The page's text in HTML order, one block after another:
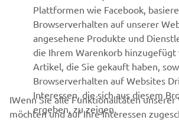
SUPPORT
NEWSLETTER
Erfahre als Erster von den neuesten
Sonderveranstaltungen, Neuerscheinungen
Plattformen wie Facebook,
Browserverhalten auf unserer
angesehene Produkte und
die Ihrem Warenkorb hinzugefügt
Artikel, die Sie gekauft haben,
Browserverhalten auf Websites
Interessen, die sich aus diesem
ergeben, zu zeigen.
IWenn Sie alle Funktionalitäten
möchten und auf Ihre Interessen